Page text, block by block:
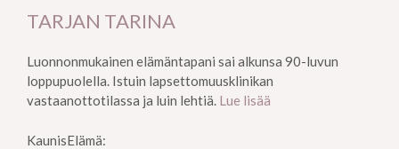
TARJAN TARINA
Luonnonmukainen elämäntapani sai alkunsa 90-luvun
loppupuolella. Istuin lapsettomuusklinikan
vastaanottotilassa ja luin lehtiä. Lue lisää
KaunisElämä: